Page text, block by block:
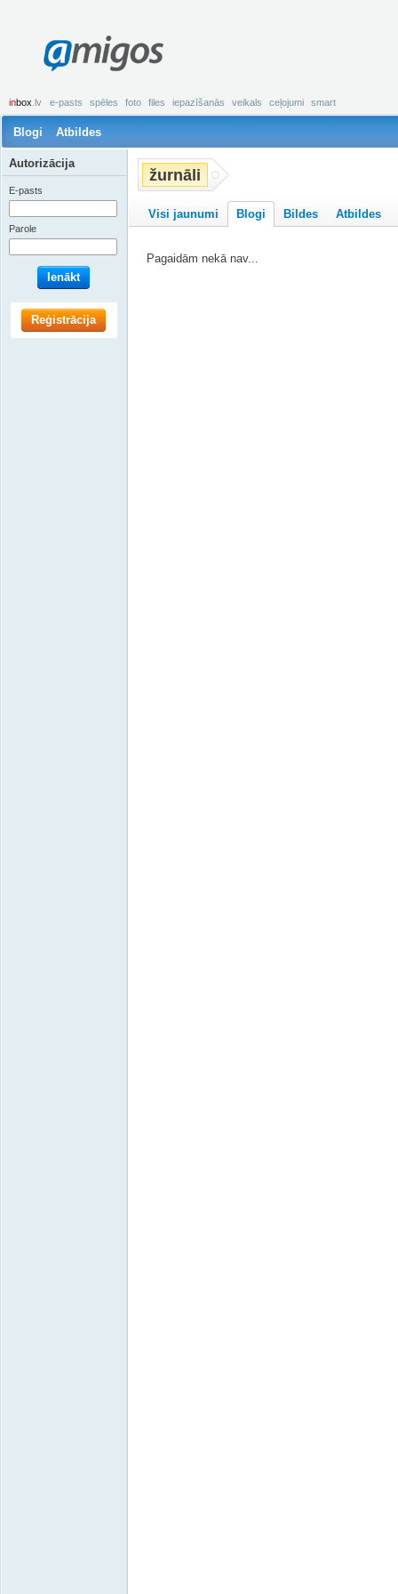
amigos
inbox .lv e-pasts spēles foto files iepazīšanās veikals ceļojumi smart
Blogi Atbildes
žurnāli
Visi jaunumi Blogi Bildes Atbildes
Pagaidām nekā nav...
Autorizācija
E-pasts
Parole
Ienākt
Reģistrācija